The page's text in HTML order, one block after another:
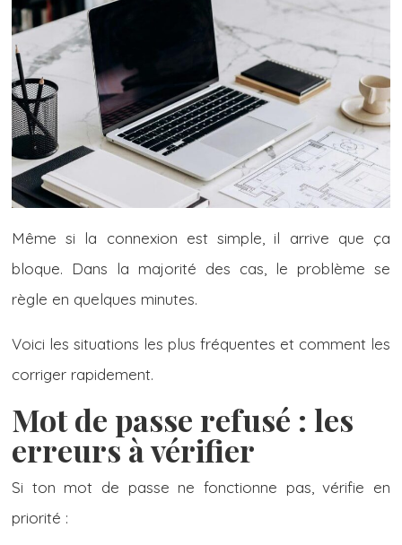
Même si la connexion est simple, il arrive que ça
bloque. Dans la majorité des cas, le problème se
règle en quelques minutes.
Voici les situations les plus fréquentes et comment les
corriger rapidement.
Mot de passe refusé : les
erreurs à vérifier
Si ton mot de passe ne fonctionne pas, vérifie en
priorité :